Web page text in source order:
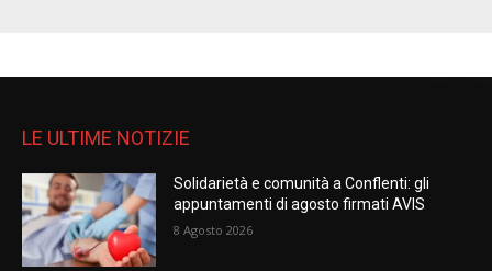
LE ULTIME NOTIZIE
Solidarietà e comunità a Conflenti: gli
appuntamenti di agosto firmati AVIS
8 Agosto 2026